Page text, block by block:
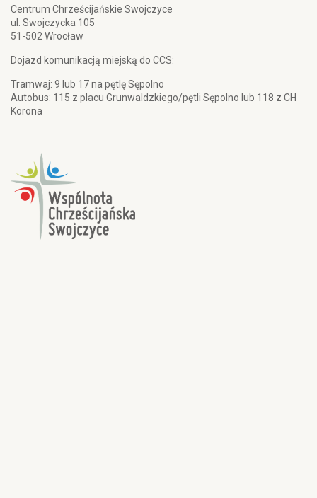
Centrum Chrześcijańskie Swojczyce
ul. Swojczycka 105
51-502 Wrocław
Dojazd komunikacją miejską do CCS:
Tramwaj: 9 lub 17 na pętlę Sępolno
Autobus: 115 z placu Grunwaldzkiego/pętli Sępolno lub 118 z CH
Korona